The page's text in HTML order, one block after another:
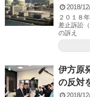
2018/
２０１
差止訴
の
伊方原
の反対
2018/